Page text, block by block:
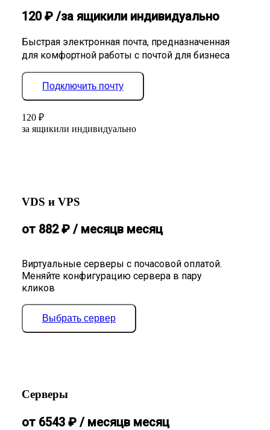
120₽ /за ящикили индивидуально
Быстрая электронная почта, предназначенная
для комфортной работы с почтой для бизнеса
Подключить почту
120 ₽
за ящикили индивидуально
VDS и VPS
Виртуальные серверы с почасовой оплатой.
Меняйте конфигурацию сервера в пару
кликов
от 882₽ / месяцв месяц
Выбрать сервер
Серверы
от 6543 ₽ / месяцв месяц